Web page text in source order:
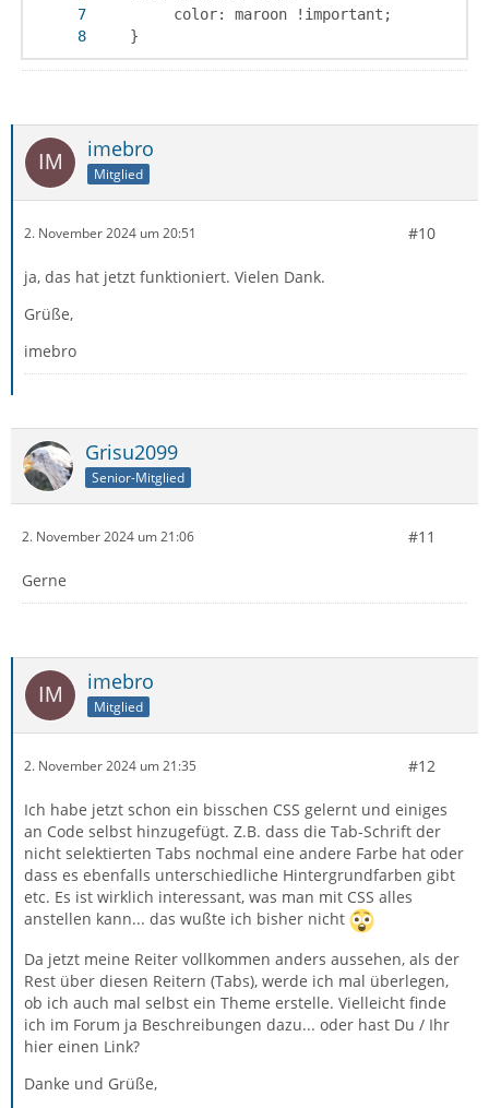
	}
imebro
Mitglied
2. November 2024 um 20:51 #10
ja, das hat jetzt funktioniert. Vielen Dank.
Grüße,
imebro
Grisu2099
Senior-Mitglied
2. November 2024 um 21:06 #11
Gerne
imebro
Mitglied
2. November 2024 um 21:35 #12
Ich habe jetzt schon ein bisschen CSS gelernt und einiges
an Code selbst hinzugefügt. Z.B. dass die Tab-Schrift der
nicht selektierten Tabs nochmal eine andere Farbe hat oder
dass es ebenfalls unterschiedliche Hintergrundfarben gibt
etc. Es ist wirklich interessant, was man mit CSS alles
anstellen kann... das wußte ich bisher nicht
Da jetzt meine Reiter vollkommen anders aussehen, als der
Rest über diesen Reitern (Tabs), werde ich mal überlegen,
ob ich auch mal selbst ein Theme erstelle. Vielleicht finde
ich im Forum ja Beschreibungen dazu... oder hast Du / Ihr
hier einen Link?
Danke und Grüße,